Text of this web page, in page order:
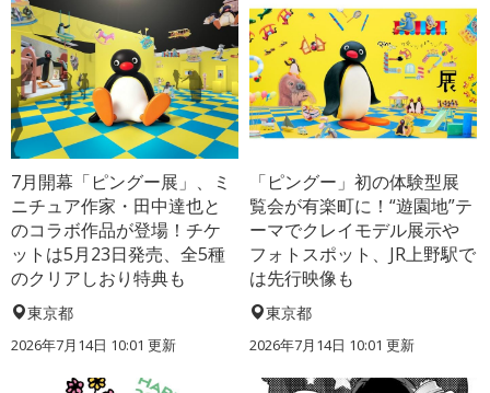
7月開幕「ピングー展」、ミ
ニチュア作家・田中達也と
のコラボ作品が登場！チケ
ットは5月23日発売、全5種
のクリアしおり特典も
東京都
2026年7月14日 10:01 更新
「ピングー」初の体験型展
覧会が有楽町に！“遊園地”テ
ーマでクレイモデル展示や
フォトスポット、JR上野駅で
は先行映像も
東京都
2026年7月14日 10:01 更新